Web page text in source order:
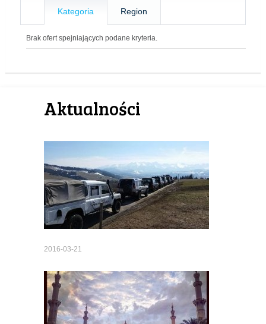
Kategoria Region
Brak ofert spejniających podane kryteria.
Aktualności
2016-03-21